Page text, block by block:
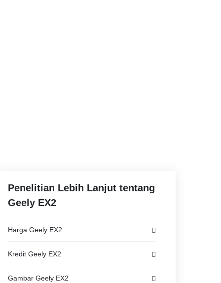
Penelitian Lebih Lanjut tentang
Geely EX2
Harga Geely EX2
Kredit Geely EX2
Gambar Geely EX2